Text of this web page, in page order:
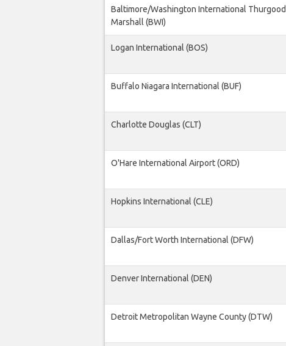
Baltimore/Washington International Thurgood
Marshall (BWI)
Logan International (BOS)
Buffalo Niagara International (BUF)
Charlotte Douglas (CLT)
O'Hare International Airport (ORD)
Hopkins International (CLE)
Dallas/Fort Worth International (DFW)
Denver International (DEN)
Detroit Metropolitan Wayne County (DTW)